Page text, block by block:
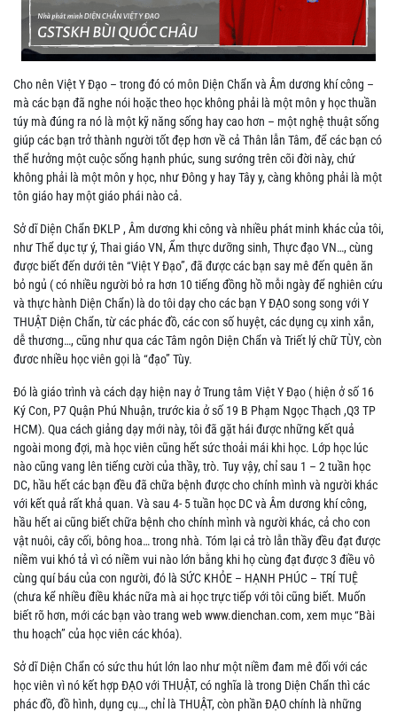
Cho nên Việt Y Đạo – trong đó có môn Diện Chẩn và Âm dương khí công –
mà các bạn đã nghe nói hoặc theo học không phải là một môn y học thuần
túy mà đúng ra nó là một kỹ năng sống hay cao hơn – một nghệ thuật sống
giúp các bạn trở thành người tốt đẹp hơn về cả Thân lẫn Tâm, để các bạn có
thể hưởng một cuộc sống hạnh phúc, sung sướng trên cõi đời này, chứ
không phải là một môn y học, như Đông y hay Tây y, càng không phải là một
tôn giáo hay một giáo phái nào cả.
Sở dĩ Diện Chẩn ĐKLP , Âm dương khi công và nhiều phát minh khác của tôi,
như Thể dục tự ý, Thai giáo VN, Ẩm thực dưỡng sinh, Thực đạo VN…, cùng
được biết đến dưới tên “Việt Y Đạo”, đã được các bạn say mê đến quên ăn
bỏ ngủ ( có nhiều người bỏ ra hơn 10 tiếng đồng hồ mỗi ngày để nghiên cứu
và thực hành Diện Chẩn) là do tôi dạy cho các bạn Y ĐẠO song song với Y
THUẬT Diện Chẩn, từ các phác đồ, các con số huyệt, các dụng cụ xinh xắn,
dễ thương…, cũng như qua các Tâm ngôn Diện Chẩn và Triết lý chữ TÙY, còn
đươc nhiều học viên gọi là “đạo” Tùy.
Đó là giáo trình và cách dạy hiện nay ở Trung tâm Việt Y Đạo ( hiện ở số 16
Ký Con, P7 Quận Phú Nhuận, trước kia ở số 19 B Phạm Ngọc Thạch ,Q3 TP
HCM). Qua cách giảng dạy mới này, tôi đã gặt hái được những kết quả
ngoài mong đợi, mà học viên cũng hết sức thoải mái khi học. Lớp học lúc
nào cũng vang lên tiếng cười của thầy, trò. Tuy vậy, chỉ sau 1 – 2 tuần học
DC, hầu hết các bạn đều đã chữa bệnh được cho chính mình và người khác
với kết quả rất khả quan. Và sau 4- 5 tuần học DC và Âm dương khí công,
hầu hết ai cũng biết chữa bệnh cho chính mình và người khác, cả cho con
vật nuôi, cây cối, bông hoa… trong nhà. Tóm lại cả trò lẫn thầy đều đạt được
niềm vui khó tả vì có niềm vui nào lớn bằng khi họ cùng đạt được 3 điều vô
cùng quí báu của con người, đó là SỨC KHỎE – HẠNH PHÚC – TRÍ TUỆ
(chưa kể nhiều điều khác nữa mà ai học trực tiếp với tôi cũng biết. Muốn
biết rõ hơn, mới các bạn vào trang webwww.dienchan.com, xem mục “Bài
thu hoạch” của học viên các khóa).
Sở dĩ Diện Chẩn có sức thu hút lớn lao như một niềm đam mê đối với các
học viên vì nó kết hợp ĐẠO với THUẬT, có nghĩa là trong Diện Chẩn thì các
phác đồ, đồ hình, dụng cụ…, chỉ là THUẬT, còn phần ĐẠO chính là những